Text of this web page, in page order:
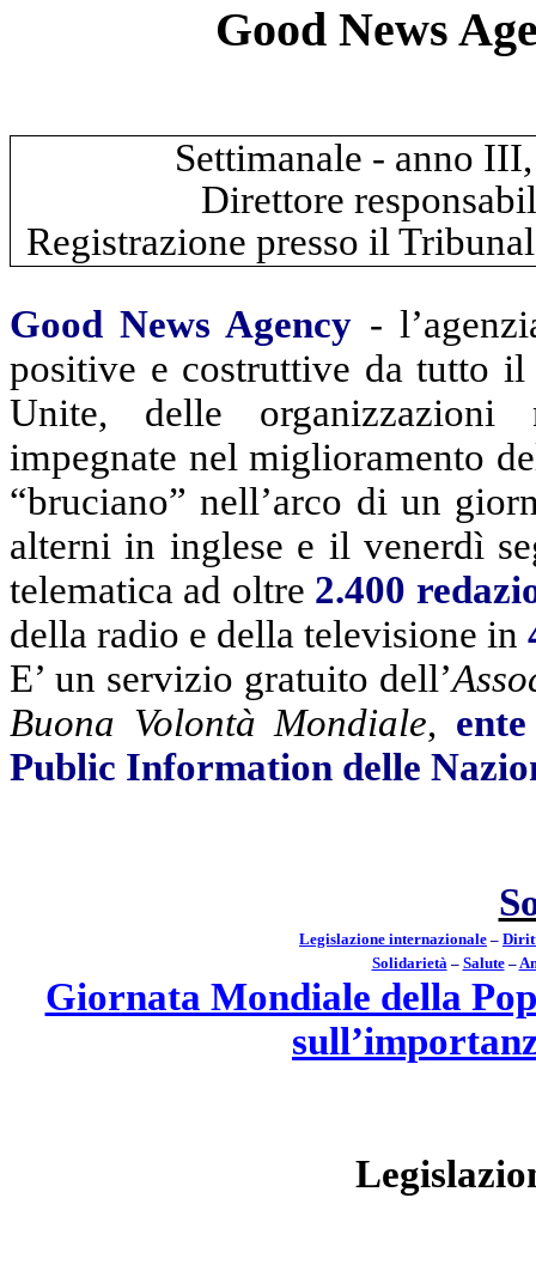
Good News
Settimanale - anno
Direttore
Registrazione presso il
Good News Agency -
positive e costruttive da tutto
Unite, delle organizzazioni
impegnate nel miglioramento
“bruciano” nell’arco di un
alterni in inglese e il venerdì
telematica ad oltre 2.400
della radio e della televisione in
E’ un servizio gratuito dell’
Buona Volontà Mondiale,
Public Information delle
Legislazione internazionale –
Solidarietà – Salute–
Giornata Mondiale della